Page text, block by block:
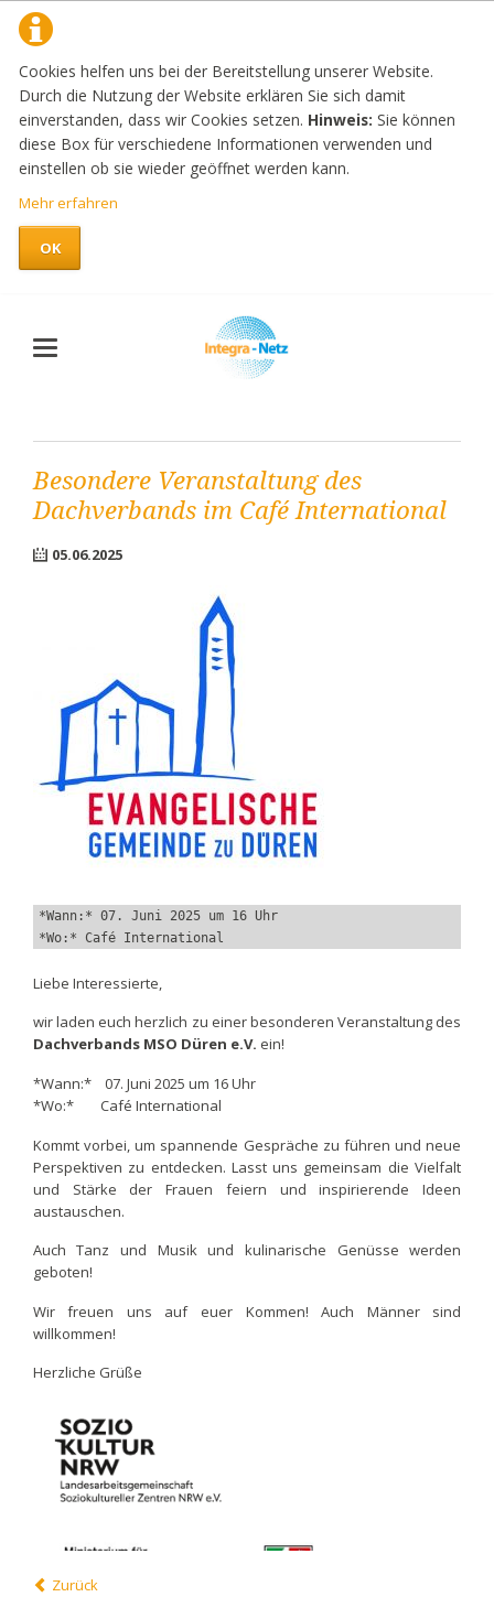
Cookies helfen uns bei der Bereitstellung unserer Website.
Durch die Nutzung der Website erklären Sie sich damit
einverstanden, dass wir Cookies setzen. Hinweis: Sie können
diese Box für verschiedene Informationen verwenden und
einstellen ob sie wieder geöffnet werden kann.
Mehr erfahren
OK
Besondere Veranstaltung des
Dachverbands im Café International
05.06.2025
*Wann:* 07. Juni 2025 um 16 Uhr
*Wo:* Café International
Liebe Interessierte,
wir laden euch herzlich zu einer besonderen Veranstaltung des
Dachverbands MSO Düren e.V. ein!
*Wann:* 07. Juni 2025 um 16 Uhr
*Wo:* Café International
Kommt vorbei, um spannende Gespräche zu führen und neue
Perspektiven zu entdecken. Lasst uns gemeinsam die Vielfalt
und Stärke der Frauen feiern und inspirierende Ideen
austauschen.
Auch Tanz und Musik und kulinarische Genüsse werden
geboten!
Wir freuen uns auf euer Kommen! Auch Männer sind
willkommen!
Herzliche Grüße
Zurück